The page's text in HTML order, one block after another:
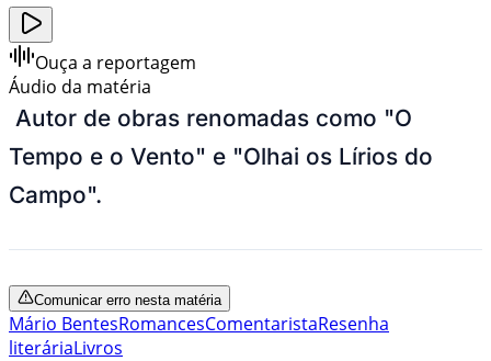
Ouça a reportagem
Áudio da matéria
Autor de obras renomadas como "O
Tempo e o Vento" e "Olhai os Lírios do
Campo".
Comunicar erro nesta matéria
Mário BentesRomancesComentaristaResenha
literáriaLivros